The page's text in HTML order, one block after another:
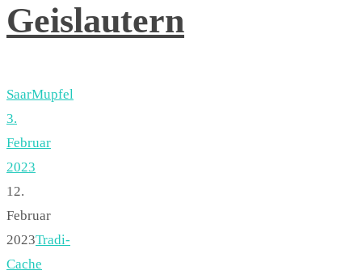
Geislautern
SaarMupfel
3.
Februar
2023
12.
Februar
2023Tradi-
Cache